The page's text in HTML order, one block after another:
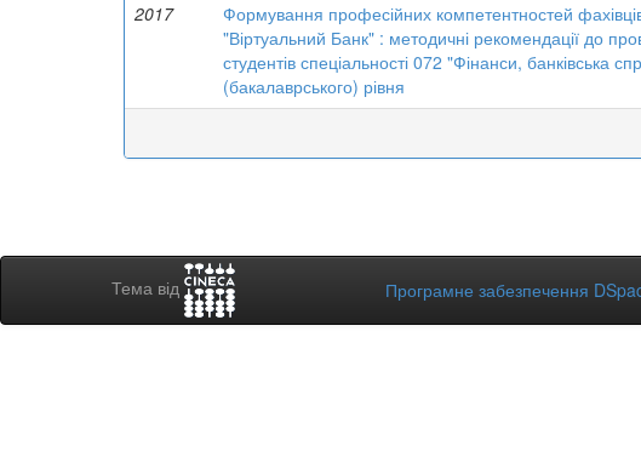
2017
Формування професійних компетентностей фахівців
"Віртуальний Банк" : методичні рекомендації до
студентів спеціальності 072 "Фінанси, банківська
(бакалаврського) рівня
Тема від Програмне забезпечення